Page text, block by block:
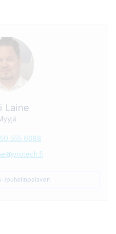
Laine
555 6688
puhelinpalaveri